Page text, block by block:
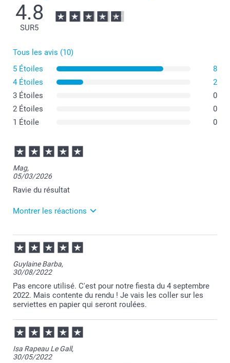
4.8
SUR5
Tous les avis (10)
5 Étoiles
8
4 Étoiles
2
3 Étoiles
0
2 Étoiles
0
1 Étoile
0
Mag,
05/03/2026
Ravie du résultat
Montrer les réactions
06/03/2026
14:00
Merci pour votre super commentaire Magali. Nous
sommes ravis que notre travail vous plaise.
Toujours à votre écoute,
Laila@Smartphoto
Guylaine Barba,
30/08/2022
Pas encore utilisé. C'est pour notre fiesta du 4 septembre
2022. Mais contente du rendu ! Je vais les coller sur les
serviettes en papier qui seront roulées.
Isa Rapeau Le Gall,
30/05/2022